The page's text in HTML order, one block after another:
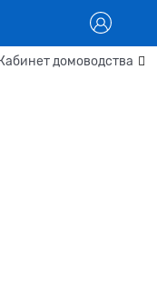
Кабинет домоводства